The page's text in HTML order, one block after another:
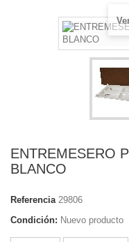
ENTREMESERO
BLANCO
Referencia 29806
Condición: Nuevo producto